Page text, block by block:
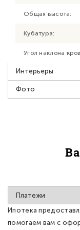
Общая высота:
Кубатура:
Угол наклона
Интерьеры
Фото
Платежи
Ипотека
помогаем вам с